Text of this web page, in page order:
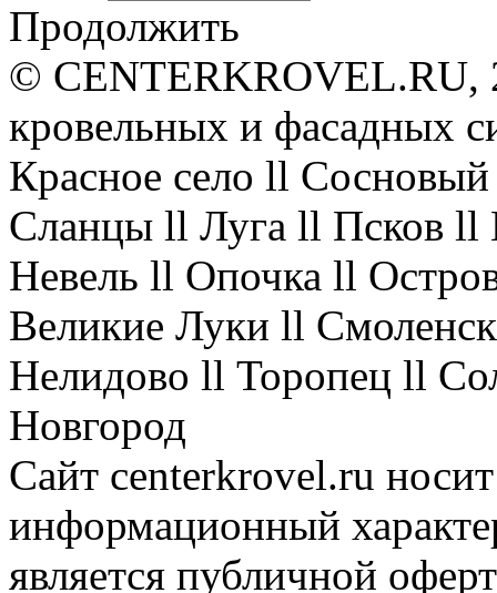
Продолжить
© CENTERKROVEL.RU,
кровельных и фасадных
Красное село ll
Сланцы ll Луга ll Псков
Невель ll Опочка ll
Великие Луки ll
Нелидово ll Торопец ll
Новгород
Сайт centerkrovel.ru
информационный
является публичной